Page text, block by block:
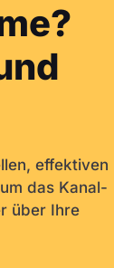
effektiven
das Kanal-
über Ihre